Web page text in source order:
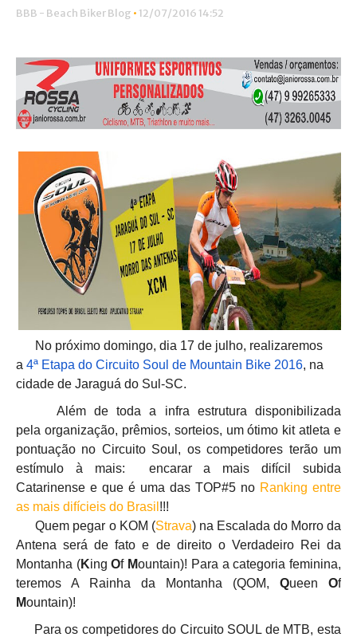
BBB - Beach Biker Blog • 12/07/2016 14:52
No próximo domingo, dia 17 de julho, realizaremos
a 4ª Etapa do Circuito Soul de Mountain Bike 2016, na
cidade de Jaraguá do Sul-SC.
Além de toda a infra estrutura disponibilizada
pela organização, prêmios, sorteios, um ótimo kit atleta e
pontuação no Circuito Soul, os competidores terão um
estímulo à mais: encarar a mais difícil subida
Catarinense e que é uma das TOP#5 no Ranking entre
as mais difícieis do Brasil !!!
Quem pegar o KOM (Strava) na Escalada do Morro da
Antena será de fato e de direito o Verdadeiro Rei da
Montanha (KingOf Mountain)! Para a categoria feminina,
teremos A Rainha da Montanha (QOM, Queen Of
Mountain)!
Para os competidores do Circuito SOUL de MTB, esta